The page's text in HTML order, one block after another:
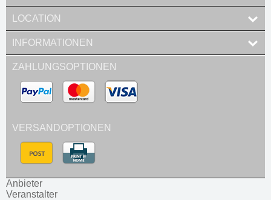
LOCATION
INFORMATIONEN
ZAHLUNGSOPTIONEN
VERSANDOPTIONEN
Anbieter
Veranstalter